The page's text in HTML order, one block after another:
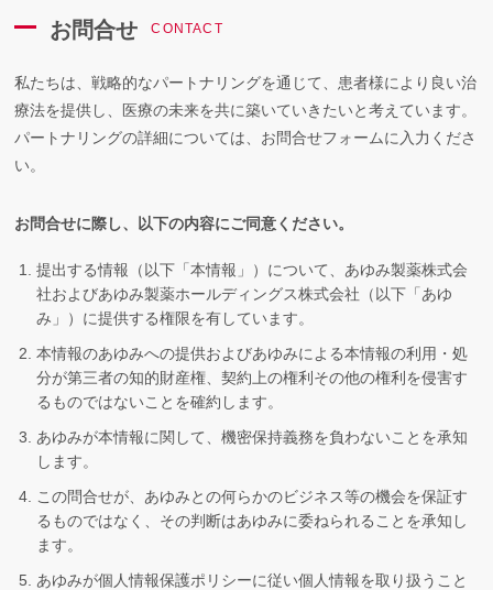
お問合せ CONTACT
私たちは、戦略的なパートナリングを通じて、患者様により良い治
療法を提供し、医療の未来を共に築いていきたいと考えています。
パートナリングの詳細については、お問合せフォームに入力くださ
い。
お問合せに際し、以下の内容にご同意ください。
提出する情報（以下「本情報」）について、あゆみ製薬株式会
社およびあゆみ製薬ホールディングス株式会社（以下「あゆ
み」）に提供する権限を有しています。
本情報のあゆみへの提供およびあゆみによる本情報の利用・処
分が第三者の知的財産権、契約上の権利その他の権利を侵害す
るものではないことを確約します。
あゆみが本情報に関して、機密保持義務を負わないことを承知
します。
この問合せが、あゆみとの何らかのビジネス等の機会を保証す
るものではなく、その判断はあゆみに委ねられることを承知し
ます。
あゆみが個人情報保護ポリシーに従い個人情報を取り扱うこと